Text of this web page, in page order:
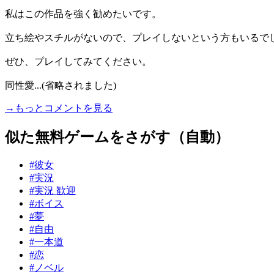
私はこの作品を強く勧めたいです。
立ち絵やスチルがないので、プレイしないという方もいるで
ぜひ、プレイしてみてください。
同性愛...(省略されました)
→もっとコメントを見る
似た無料ゲームをさがす（自動）
#彼女
#実況
#実況 歓迎
#ボイス
#夢
#自由
#一本道
#恋
#ノベル